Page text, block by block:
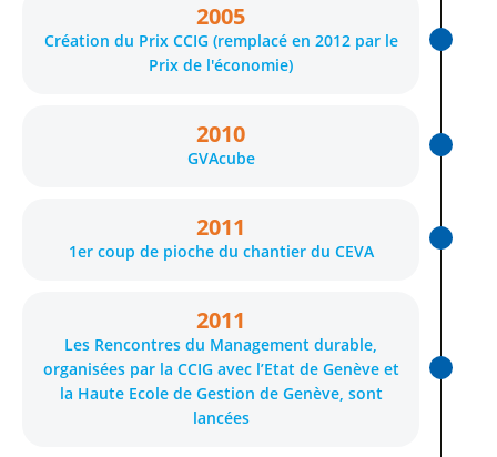
2005
Création du Prix CCIG (remplacé en 2012 par le
Prix de l'économie)
2010
GVAcube
2011
1er coup de pioche du chantier du CEVA
2011
Les Rencontres du Management durable,
organisées par la CCIG avec l’Etat de Genève et
la Haute Ecole de Gestion de Genève, sont
lancées